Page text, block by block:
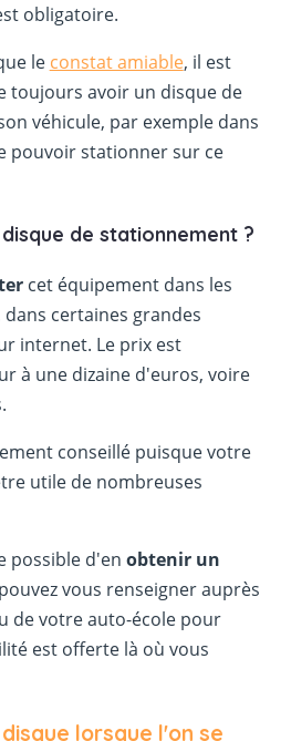
obligatoire.
le constat amiable, il est
toujours avoir un disque de
véhicule, par exemple dans
pouvoir stationner sur ce
de stationnement ?
cet équipement dans les
dans certaines grandes
internet. Le prix est
à une dizaine d'euros, voire
conseillé puisque votre
utile de nombreuses
possible d'en obtenir un
vous renseigner auprès
de votre auto-école pour
est offerte là où vous
lorsque l'on se